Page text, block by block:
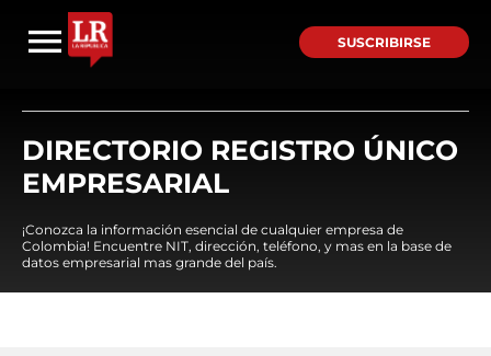
SUSCRIBIRSE
DIRECTORIO REGISTRO ÚNICO
EMPRESARIAL
¡Conozca la información esencial de cualquier empresa de
Colombia! Encuentre NIT, dirección, teléfono, y mas en la base de
datos empresarial mas grande del país.